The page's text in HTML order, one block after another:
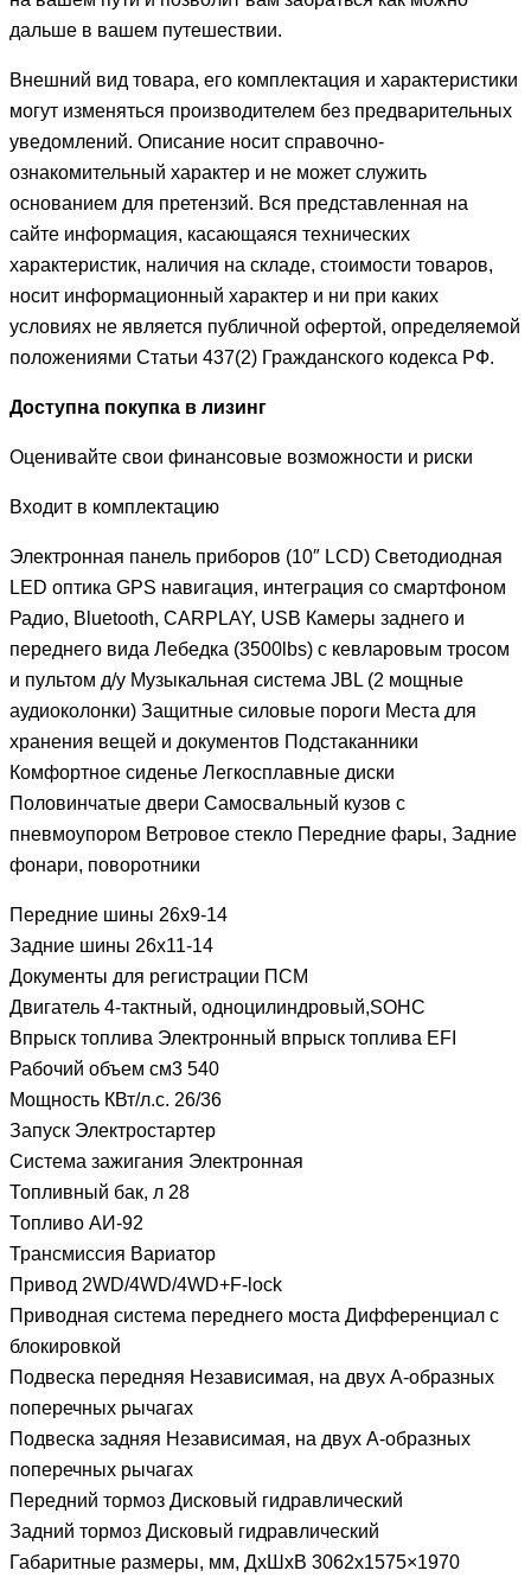
дальше в вашем путешествии.
Внешний вид товара, его комплектация и характеристики
могут изменяться производителем без предварительных
уведомлений. Описание носит справочно-
ознакомительный характер и не может служить
основанием для претензий. Вся представленная на
сайте информация, касающаяся технических
характеристик, наличия на складе, стоимости товаров,
носит информационный характер и ни при каких
условиях не является публичной офертой, определяемой
положениями Статьи 437(2) Гражданского кодекса РФ.
Доступна покупка в лизинг
Оценивайте свои финансовые возможности и риски
Входит в комплектацию
Электронная панель приборов (10″ LCD) Светодиодная
LED оптика GPS навигация, интеграция со смартфоном
Радио, Bluetooth, CARPLAY, USB Камеры заднего и
переднего вида Лебедка (3500lbs) с кевларовым тросом
и пультом д/у Музыкальная система JBL (2 мощные
аудиоколонки) Защитные силовые пороги Места для
хранения вещей и документов Подстаканники
Комфортное сиденье Легкосплавные диски
Половинчатые двери Самосвальный кузов с
пневмоупором Ветровое стекло Передние фары, Задние
фонари, поворотники
Передние шины 26х9-14
Задние шины 26х11-14
Документы для регистрации ПСМ
Двигатель 4-тактный, одноцилиндровый,SOHC
Впрыск топлива Электронный впрыск топлива EFI
Рабочий объем см3 540
Мощность КВт/л.с. 26/36
Запуск Электростартер
Система зажигания Электронная
Топливный бак, л 28
Топливо АИ-92
Трансмиссия Вариатор
Привод 2WD/4WD/4WD+F-lock
Приводная система переднего моста Дифференциал с
блокировкой
Подвеска передняя Независимая, на двух А-образных
поперечных рычагах
Подвеска задняя Независимая, на двух А-образных
поперечных рычагах
Передний тормоз Дисковый гидравлический
Задний тормоз Дисковый гидравлический
Габаритные размеры, мм, ДxШхВ 3062х1575×1970